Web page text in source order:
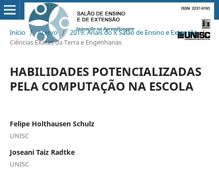
Início / Acervo / 2019: Anais do X Salão de Ensino e Extensão /
Ciências Exatas da Terra e Engenharias
HABILIDADES POTENCIALIZADAS
PELA COMPUTAÇÃO NA ESCOLA
Felipe Holthausen Schulz
UNISC
Joseani Taiz Radtke
UNISC